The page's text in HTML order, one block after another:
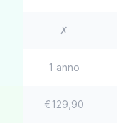
✗
1 anno
€129,90